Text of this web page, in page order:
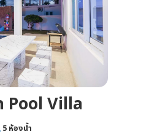
Pool Villa
5 ห้องน้ำ